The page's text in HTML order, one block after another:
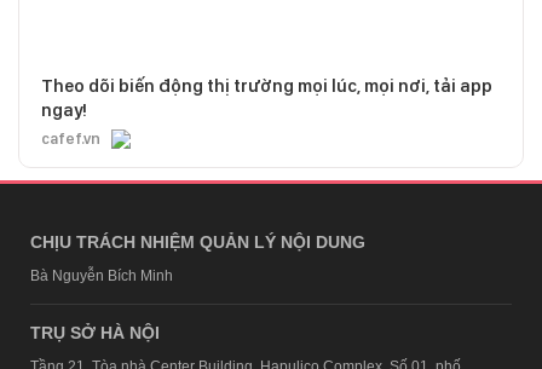
Theo dõi biến động thị trường mọi lúc, mọi nơi, tải app
ngay!
cafef.vn
CHỊU TRÁCH NHIỆM QUẢN LÝ NỘI DUNG
Bà Nguyễn Bích Minh
TRỤ SỞ HÀ NỘI